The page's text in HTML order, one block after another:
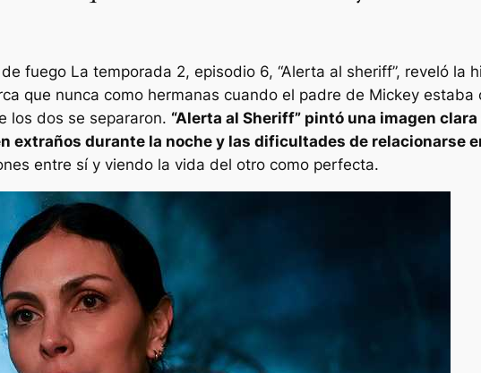
fuego La temporada 2, episodio 6, “Alerta al sheriff”, reveló la
que nunca como hermanas cuando el padre de Mickey estaba
los dos se separaron. “Alerta al Sheriff” pintó una imagen
extraños durante la noche y las dificultades de relacionarse
entre sí y viendo la vida del otro como perfecta.